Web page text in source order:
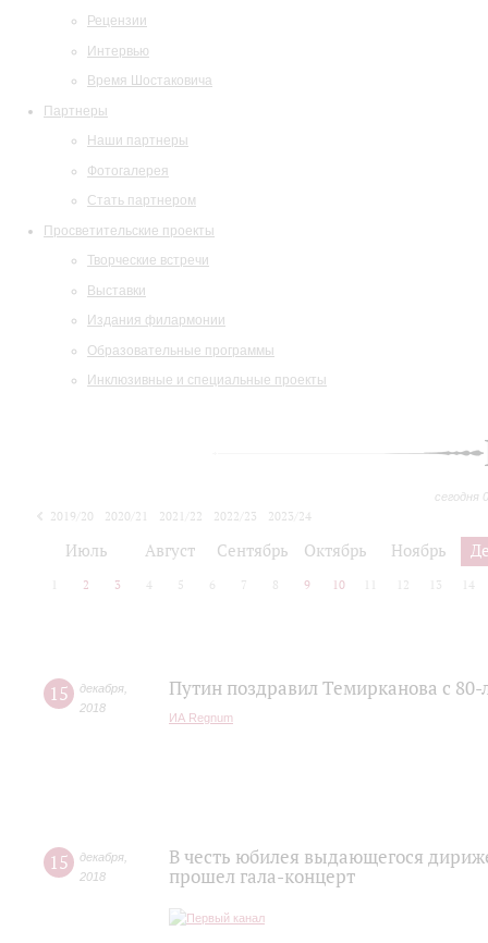
Рецензии
Интервью
Время Шостаковича
Партнеры
Наши партнеры
Фотогалерея
Стать партнером
Просветительские проекты
Творческие встречи
Выставки
Издания филармонии
Образовательные программы
Инклюзивные и специальные проекты
сегодня
2019/20 2020/21 2021/22 2022/23
2023/24
Июль Август Сентябрь Октябрь Ноябрь
2 3 4 5 6 7 8 9 10 12 13 14
15 декабря
2018
Путин поздравил Темирканова с
ИА Regnum
15 декабря
2018
В честь юбилея выдающегося
прошел гала-концерт